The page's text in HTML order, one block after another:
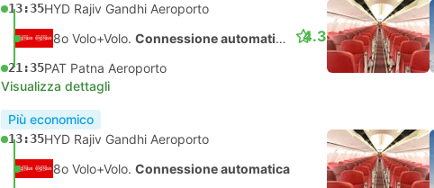
13:35HYD Rajiv Gandhi Aeroporto
8o Volo+Volo. Connessione automatica
21:35PAT Patna Aeroporto
4.3
Visualizza dettagli
Più economico
13:35HYD Rajiv Gandhi Aeroporto
8o Volo+Volo. Connessione automatica